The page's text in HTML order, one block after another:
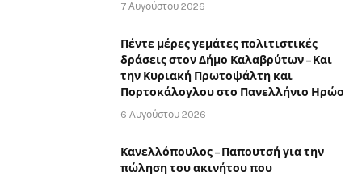
7 Αυγούστου 2026
Πέντε μέρες γεμάτες πολιτιστικές
δράσεις στον Δήμο Καλαβρύτων – Και
την Κυριακή Πρωτοψάλτη και
Πορτοκάλογλου στο Πανελλήνιο Ηρώο
6 Αυγούστου 2026
Κανελλόπουλος – Παπουτσή για την
πώληση του ακινήτου που